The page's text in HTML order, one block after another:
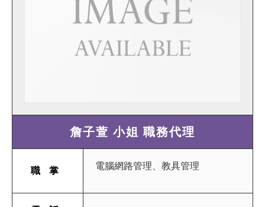
詹子萱 小姐 職務代理
職掌 電腦網路管理、教具管理